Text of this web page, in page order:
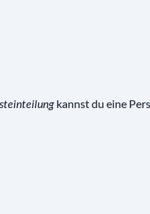
kannst du eine